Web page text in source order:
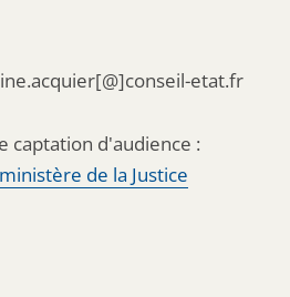
etat.fr
captation d'audience :
de la Justice